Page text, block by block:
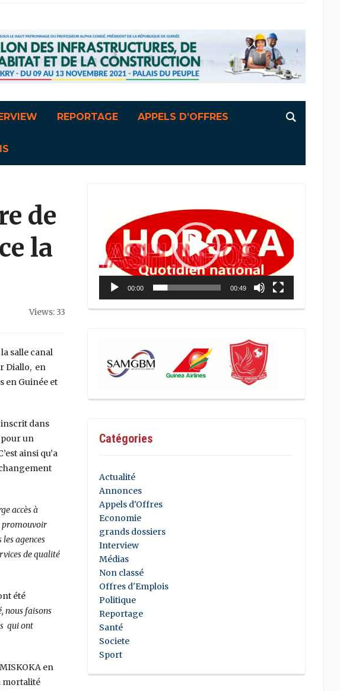
REPORTAGE APPELS D’OFFRES
de
la
Views: 33
salle canal
Diallo, en
en Guinée et
inscrit dans
pour un
ainsi qu’a
accès à
promouvoir
agences
de qualité
été
nous faisons
qui ont
en
mortalité
00:00 00:49
Catégories
Actualité
Annonces
Appels d'Offres
Economie
grands dossiers
Interview
Médias
Non classé
Offres d'Emplois
Politique
Reportage
Santé
Societe
Sport